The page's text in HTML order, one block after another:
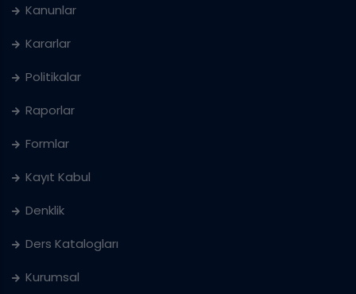
Kanunlar
Kararlar
Politikalar
Raporlar
Formlar
Kayıt Kabul
Denklik
Ders Katalogları
Kurumsal